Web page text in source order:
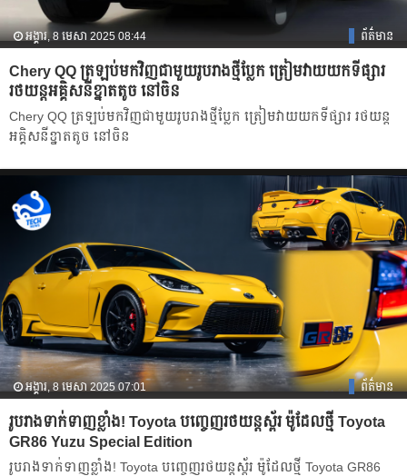
អង្គារ, 8 មេសា 2025 08:44 ព័ត៌មាន
Chery QQ ត្រឡប់មកវិញជាមួយរូបរាងថ្មីប្លែក ត្រៀមវាយយកទីផ្សារ
រថយន្តអគ្គិសនីខ្នាតតូច នៅចិន
Chery QQ ត្រឡប់មកវិញជាមួយរូបរាងថ្មីប្លែក ត្រៀមវាយយកទីផ្សារ រថយន្ត
អគ្គិសនីខ្នាតតូច នៅចិន
អង្គារ, 8 មេសា 2025 07:01 ព័ត៌មាន
រូបរាងទាក់ទាញខ្លាំង! Toyota បញ្ចេញរថយន្តស្ព័រ ម៉ូដែលថ្មី Toyota
GR86 Yuzu Special Edition
រូបរាងទាក់ទាញខ្លាំង! Toyota បញ្ចេញរថយន្តស្ព័រ ម៉ូដែលថ្មី Toyota GR86